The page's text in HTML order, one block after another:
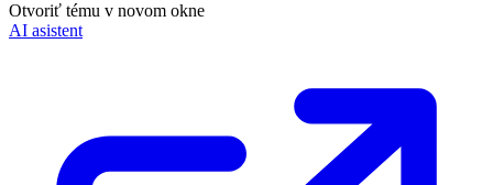
Otvoriť tému v novom okne
AI asistent